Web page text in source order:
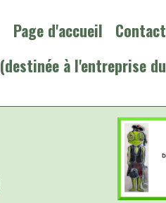
Page d'accueil Contact
à l'entreprise